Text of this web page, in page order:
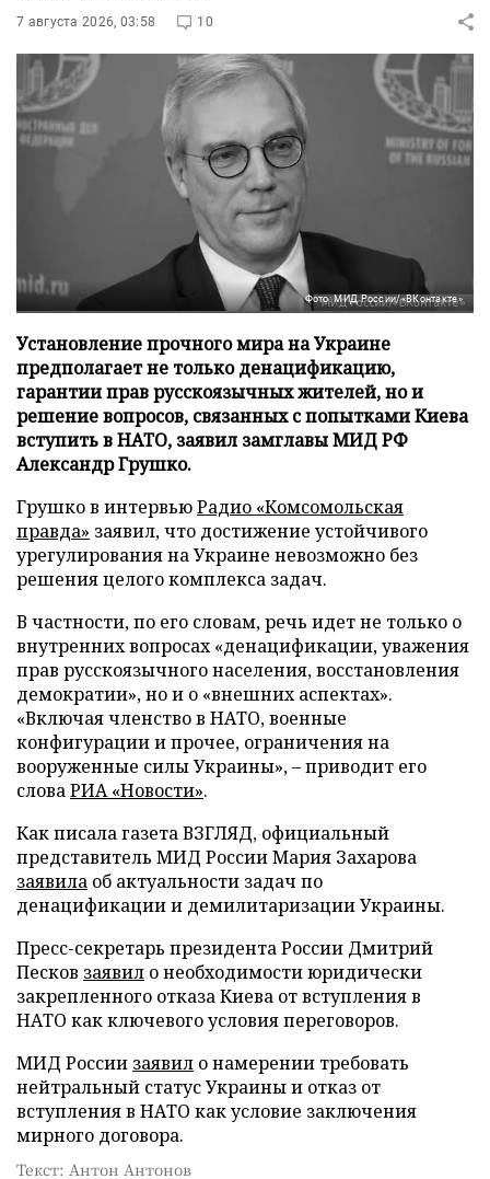
7 августа 2026, 03:58 10
Фото: МИД России/«ВКонтакте»
Установление прочного мира на Украине
предполагает не только денацификацию,
гарантии прав русскоязычных жителей, но и
решение вопросов, связанных с попытками Киева
вступить в НАТО, заявил замглавы МИД РФ
Александр Грушко.
Грушко в интервьюРадио «Комсомольская
правда» заявил, что достижение устойчивого
урегулирования на Украине невозможно без
решения целого комплекса задач.
В частности, по его словам, речь идет не только о
внутренних вопросах «денацификации, уважения
прав русскоязычного населения, восстановления
демократии», но и о «внешних аспектах».
«Включая членство в НАТО, военные
конфигурации и прочее, ограничения на
вооруженные силы Украины», – приводит его
словаРИА «Новости».
Как писала газета ВЗГЛЯД, официальный
представитель МИД России Мария Захарова
заявила об актуальности задач по
денацификации и демилитаризации Украины.
Пресс-секретарь президента России Дмитрий
Песков заявил о необходимости юридически
закрепленного отказа Киева от вступления в
НАТО как ключевого условия переговоров.
МИД России заявил о намерении требовать
нейтральный статус Украины и отказ от
вступления в НАТО как условие заключения
мирного договора.
Текст: Антон Антонов